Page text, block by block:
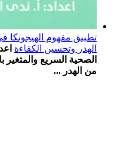
تطبيق مفهوم الهيجونكا
الهدر وتحسين الكفاءة
الصحية السريع والمتغير
من الهدر ...